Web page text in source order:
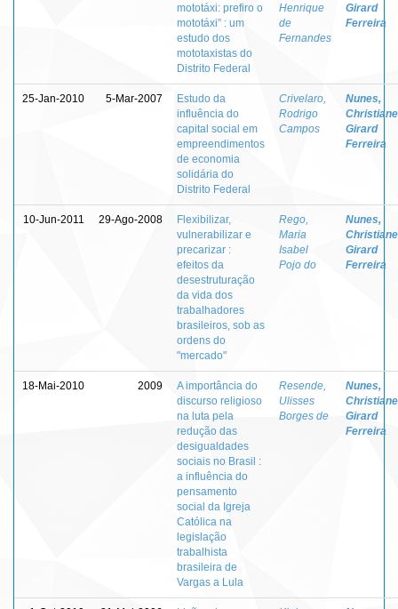
mototáxi: prefiro o
mototáxi” : um
estudo dos
mototaxistas do
Distrito Federal
Henrique
de
Fernandes
Girard
Ferreira
25-Jan-2010 5-Mar-2007
Estudo da
influência do
capital social em
empreendimentos
de economia
solidária do
Distrito Federal
Crivelaro,
Rodrigo
Campos
Nunes,
Christiane
Girard
Ferreira
10-Jun-2011 29-Ago-2008
Flexibilizar,
vulnerabilizar e
precarizar :
efeitos da
desestruturação
da vida dos
trabalhadores
brasileiros, sob as
ordens do
"mercado"
Rego,
Maria
Isabel
Pojo do
Nunes,
Christiane
Girard
Ferreira
18-Mai-2010 2009
A importância do
discurso religioso
na luta pela
redução das
desigualdades
sociais no Brasil :
a influência do
pensamento
social da Igreja
Católica na
legislação
trabalhista
brasileira de
Vargas a Lula
Resende,
Ulisses
Borges de
Nunes,
Christiane
Girard
Ferreira